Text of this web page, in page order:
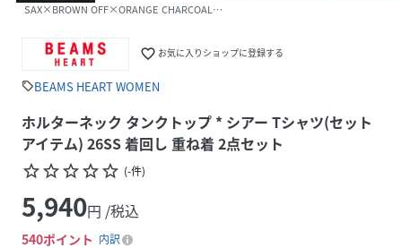
SAX×BROWN OFF×ORANGE CHARCOAL×BLACK
favorite_border お気に入りショップに登録する
sellBEAMS HEART WOMEN
ホルターネック タンクトップ * シアー Tシャツ(セット
アイテム) 26SS 着回し 重ね着 2点セット
star_borderstar_borderstar_borderstar_borderstar_border (-件)
5,940円 /税込
540ポイント 内訳